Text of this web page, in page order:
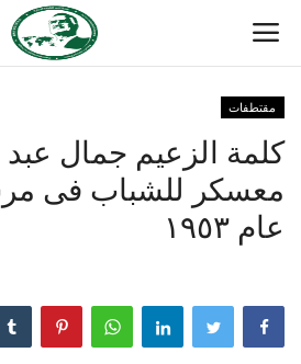
الصفحة الرئيسية
مدرسة الطليعة الوطنية
منتدى ناصر الدولي
مقتطفات
كلمة الزعيم جمال
معسكر للشباب فى
عام ١٩٥٣